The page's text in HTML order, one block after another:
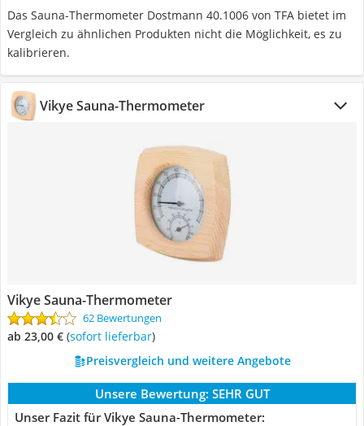
Das Sauna-Thermometer Dostmann 40.1006 von TFA bietet im
Vergleich zu ähnlichen Produkten nicht die Möglichkeit, es zu
kalibrieren.
Vikye Sauna-Thermometer
Vikye Sauna-Thermometer
62 Bewertungen
ab 23,00 € ( Sofort lieferbar)
Preisvergleich und weitere Angebote
Unsere Bewertung: SEHR GUT
Unser Fazit für Vikye Sauna-Thermometer: